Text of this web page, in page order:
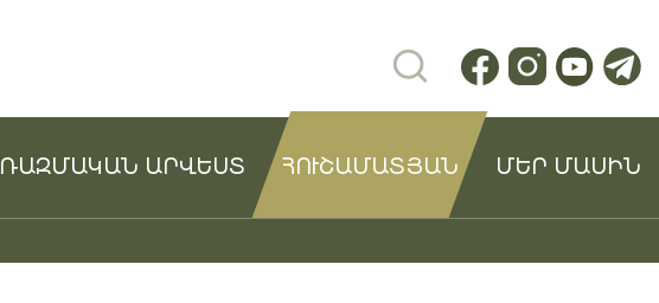
ՌԱԶՄԱԿԱՆ ԱՐՎԵՍՏ ՀՈՒՇԱՄԱՏՅԱՆ ՄԵՐ ՄԱՍԻՆ